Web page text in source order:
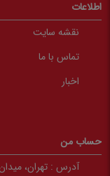
اطلاعات
نقشه سایت
تماس با ما
اخبار
حساب من
آدرس :